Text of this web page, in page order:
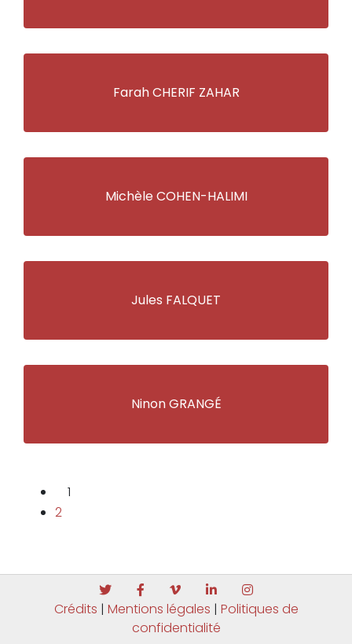
Farah CHERIF ZAHAR
Michèle COHEN-HALIMI
Jules FALQUET
Ninon GRANGÉ
1
2
Crédits | Mentions légales | Politiques de
confidentialité